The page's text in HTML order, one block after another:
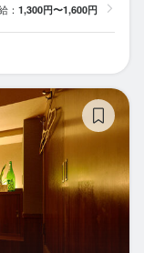
： 1,300円〜1,600円